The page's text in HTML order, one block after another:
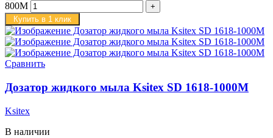
800M
Купить в 1 клик
Сравнить
Дозатор жидкого мыла Ksitex SD 1618-1000M
Ksitex
В наличии